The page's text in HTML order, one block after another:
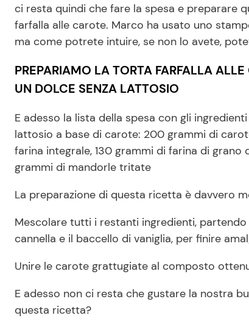
ci resta quindi che fare la spesa e preparare
farfalla alle carote. Marco ha usato uno
ma come potrete intuire, se non lo avete,
PREPARIAMO LA TORTA FARFALLA
UN DOLCE SENZA LATTOSIO
E adesso la lista della spesa con gli
lattosio a base di carote: 200 grammi di
farina integrale, 130 grammi di farina di
grammi di mandorle tritate
La preparazione di questa ricetta è davvero
Mescolare tutti i restanti ingredienti,
cannella e il baccello di vaniglia, per finire
Unire le carote grattugiate al composto
E adesso non ci resta che gustare la nostra
questa ricetta?